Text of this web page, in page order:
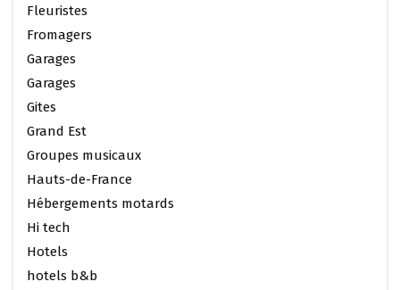
Fleuristes
Fromagers
Garages
Garages
Gites
Grand Est
Groupes musicaux
Hauts-de-France
Hébergements motards
Hi tech
Hotels
hotels b&b